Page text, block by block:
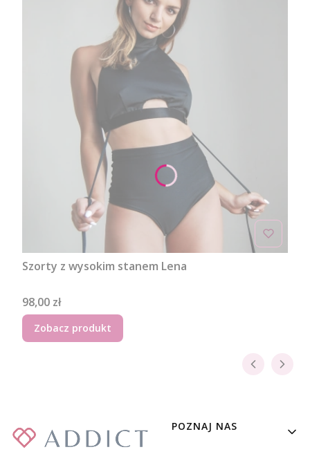
Szorty z wysokim stanem Lena
Cena
98,00 zł
Zobacz produkt
Linki w stopce
POZNAJ NAS